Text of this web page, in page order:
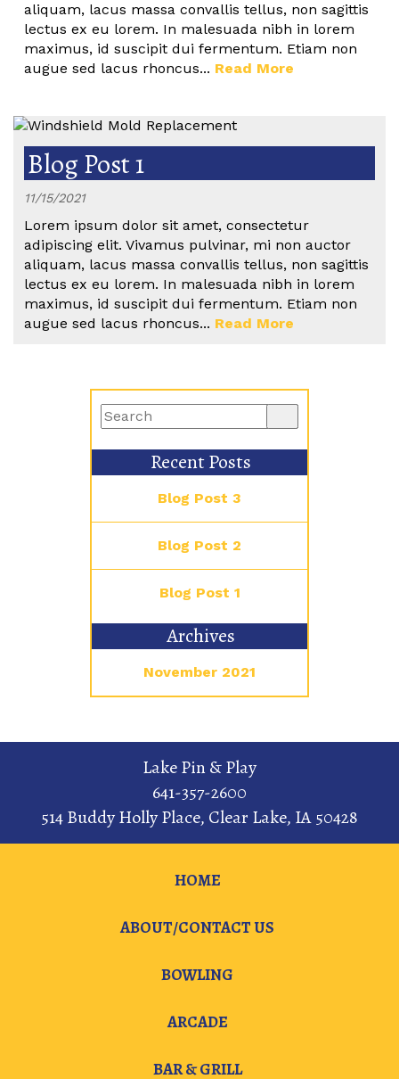
aliquam, lacus massa convallis tellus, non sagittis
lectus ex eu lorem. In malesuada nibh in lorem
maximus, id suscipit dui fermentum. Etiam non
augue sed lacus rhoncus... Read More
Blog Post 1
11/15/2021
Lorem ipsum dolor sit amet, consectetur
adipiscing elit. Vivamus pulvinar, mi non auctor
aliquam, lacus massa convallis tellus, non sagittis
lectus ex eu lorem. In malesuada nibh in lorem
maximus, id suscipit dui fermentum. Etiam non
augue sed lacus rhoncus... Read More
Recent Posts
Blog Post 3
Blog Post 2
Blog Post 1
Archives
November 2021
Lake Pin & Play
641-357-2600
514 Buddy Holly Place, Clear Lake, IA 50428
HOME
ABOUT/CONTACT US
BOWLING
ARCADE
BAR & GRILL